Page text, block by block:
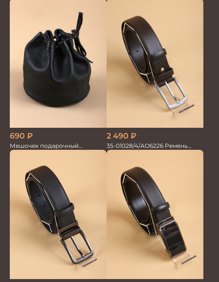
690 ₽
Мешочек подарочный
(кожаный)
2 490 ₽
35-01028/4/АО6226 Ремень
мужской 120см.